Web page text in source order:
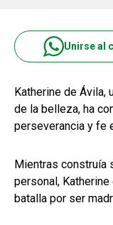
Unirse al
Katherine de Ávila,
de la belleza, ha
perseverancia y fe
Mientras construía
personal,
batalla por ser